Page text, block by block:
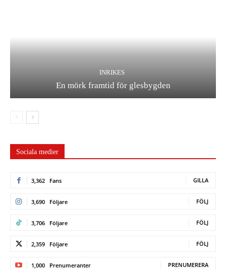
INRIKES
En mörk framtid för glesbygden
Sociala medier
3,362 Fans GILLA
3,690 Följare FÖLJ
3,706 Följare FÖLJ
2,359 Följare FÖLJ
1,000 Prenumeranter PRENUMERERA